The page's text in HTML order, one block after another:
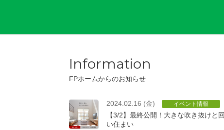
Information
FPホームからのお知らせ
2024.02.16 (金) イベント情報
【3/2】最終公開！大きな吹き抜けと
い住まい